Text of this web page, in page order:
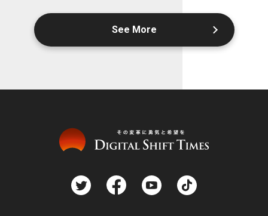
See More